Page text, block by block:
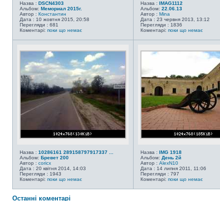
Назва : DSCN4303
Альбом: Мемориал 2015г.
Автор : Константин
Дата : 10 жовтня 2015, 20:58
Перегляди : 681
Коментарі: поки що немає
Назва : IMAG1112
Альбом: 22.06.13
Автор : Mina
Дата : 23 червня 2013, 13:12
Перегляди : 1836
Коментарі: поки що немає
Назва : 10286161 289158797917337 ...
Альбом: Бревет 200
Автор : coricx
Дата : 20 квітня 2014, 14:03
Перегляди : 1943
Коментарі: поки що немає
Назва : IMG 1918
Альбом: День 2й
Автор : AlexN10
Дата : 14 липня 2011, 11:06
Перегляди : 797
Коментарі: поки що немає
Останні коментарі